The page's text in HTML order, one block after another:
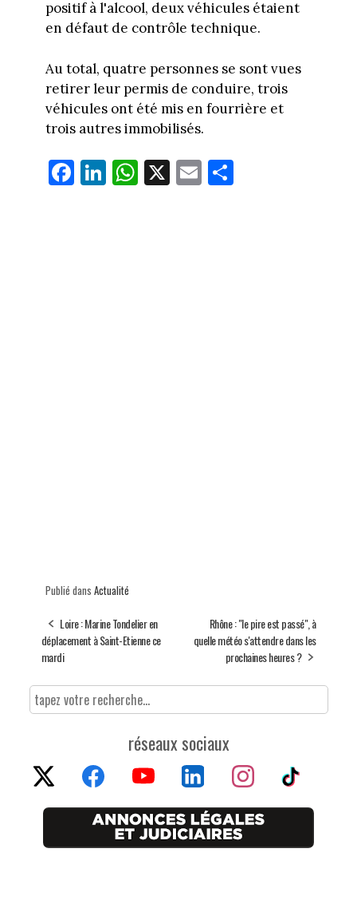
positif à l'alcool, deux véhicules étaient
en défaut de contrôle technique.
Au total, quatre personnes se sont vues
retirer leur permis de conduire, trois
véhicules ont été mis en fourrière et
trois autres immobilisés.
Fa
ce
Li
nk
W
ha
X E
m
Pa
Publié dans Actualité
Loire : Marine Tondelier en
déplacement à Saint-Etienne ce
mardi
Rhône : "le pire est passé", à
quelle météo s'attendre dans les
prochaines heures ?
réseaux sociaux